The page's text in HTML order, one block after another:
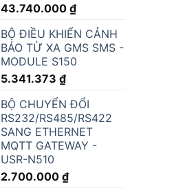
43.740.000 ₫
BỘ ĐIỀU KHIỂN CẢNH
BÁO TỪ XA GMS SMS -
MODULE S150
5.341.373 ₫
BỘ CHUYỂN ĐỔI
RS232/RS485/RS422
SANG ETHERNET
MQTT GATEWAY -
USR-N510
2.700.000 ₫